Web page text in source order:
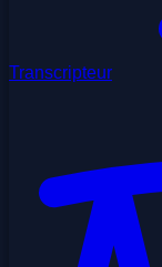
Transcripteur